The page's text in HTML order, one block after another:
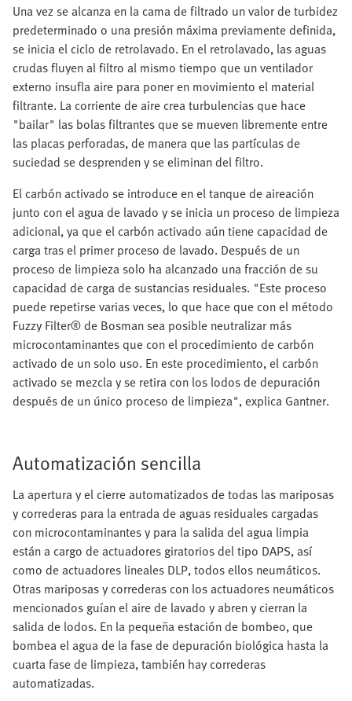
Una vez se alcanza en la cama de filtrado un valor de turbidez
predeterminado o una presión máxima previamente definida,
se inicia el ciclo de retrolavado. En el retrolavado, las aguas
crudas fluyen al filtro al mismo tiempo que un ventilador
externo insufla aire para poner en movimiento el material
filtrante. La corriente de aire crea turbulencias que hace
"bailar" las bolas filtrantes que se mueven libremente entre
las placas perforadas, de manera que las partículas de
suciedad se desprenden y se eliminan del filtro.
El carbón activado se introduce en el tanque de aireación
junto con el agua de lavado y se inicia un proceso de limpieza
adicional, ya que el carbón activado aún tiene capacidad de
carga tras el primer proceso de lavado. Después de un
proceso de limpieza solo ha alcanzado una fracción de su
capacidad de carga de sustancias residuales. "Este proceso
puede repetirse varias veces, lo que hace que con el método
Fuzzy Filter® de Bosman sea posible neutralizar más
microcontaminantes que con el procedimiento de carbón
activado de un solo uso. En este procedimiento, el carbón
activado se mezcla y se retira con los lodos de depuración
después de un único proceso de limpieza", explica Gantner.
Automatización sencilla
La apertura y el cierre automatizados de todas las mariposas
y correderas para la entrada de aguas residuales cargadas
con microcontaminantes y para la salida del agua limpia
están a cargo de actuadores giratorios del tipo DAPS, así
como de actuadores lineales DLP, todos ellos neumáticos.
Otras mariposas y correderas con los actuadores neumáticos
mencionados guían el aire de lavado y abren y cierran la
salida de lodos. En la pequeña estación de bombeo, que
bombea el agua de la fase de depuración biológica hasta la
cuarta fase de limpieza, también hay correderas
automatizadas.